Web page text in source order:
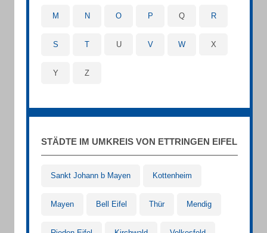
M N O P Q R
S T U V W X
Y Z
STÄDTE IM UMKREIS VON ETTRINGEN EIFEL
Sankt Johann b Mayen Kottenheim
Mayen Bell Eifel Thür Mendig